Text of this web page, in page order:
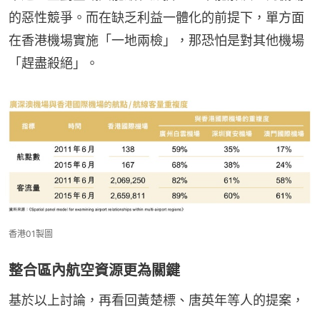
的惡性競爭。而在缺乏利益一體化的前提下，單方面
在香港機場實施「一地兩檢」，那恐怕是對其他機場
「趕盡殺絕」。
香港01製圖
整合區內航空資源更為關鍵
基於以上討論，再看回黃楚標、唐英年等人的提案，